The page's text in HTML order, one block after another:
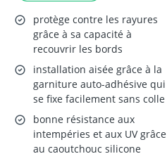
protège contre les rayures
grâce à sa capacité à
recouvrir les bords
installation aisée grâce à la
garniture auto-adhésive qui
se fixe facilement sans colle
bonne résistance aux
intempéries et aux UV grâce
au caoutchouc silicone